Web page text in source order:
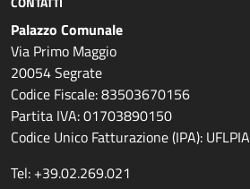
Palazzo Comunale
Via Primo Maggio
20054 Segrate
Codice Fiscale: 83503670156
Partita IVA: 01703890150
Codice Unico Fatturazione (IPA): UFLPIA
Tel: +39.02.269.021